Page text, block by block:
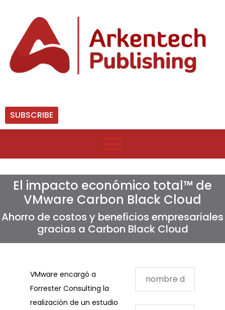
SUBSCRIBE
El impacto económico total™ de
VMware Carbon Black Cloud
Ahorro de costos y beneficios empresariales
gracias a Carbon Black Cloud
VMware encargó a
Forrester Consulting la
realización de un estudio